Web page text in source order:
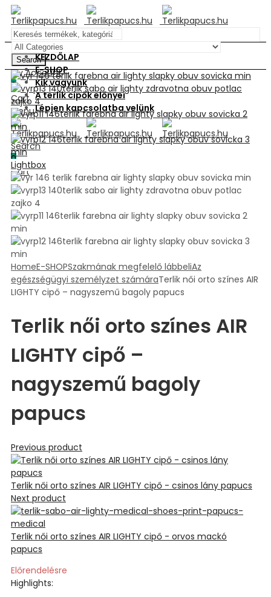
Search
My Account
0
Cart
Menu
Search
0
Cart
KEZDŐLAP
E-SHOP
Kik vagyunk
A terlik cipők előnyei
Lépjen kapcsolatba velünk
Lightbox
HomeE-SHOPSzakmának megfelelő lábbeliAz
egészségügyi személyzet számáraTerlik női orto színes AIR
LIGHTY cipő – nagyszemű bagoly papucs
Terlik női orto színes AIR
LIGHTY cipő –
nagyszemű bagoly
papucs
Previous product
Terlik női orto színes AIR LIGHTY cipő - csinos lány papucs
Next product
Terlik női orto színes AIR LIGHTY cipő - orvos mackó
papucs
Előrendelésre
Highlights: